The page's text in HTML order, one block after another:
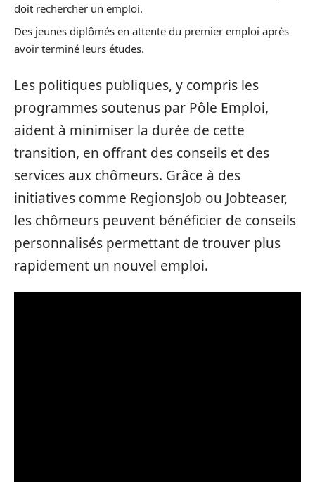
doit rechercher un emploi.
Des jeunes diplômés en attente du premier emploi après
avoir terminé leurs études.
Les politiques publiques, y compris les
programmes soutenus par Pôle Emploi,
aident à minimiser la durée de cette
transition, en offrant des conseils et des
services aux chômeurs. Grâce à des
initiatives comme RegionsJob ou Jobteaser,
les chômeurs peuvent bénéficier de conseils
personnalisés permettant de trouver plus
rapidement un nouvel emploi.